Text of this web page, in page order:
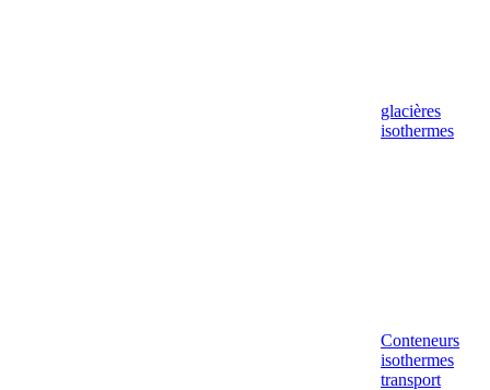
glacières
isothermes
Conteneurs
isothermes
transport